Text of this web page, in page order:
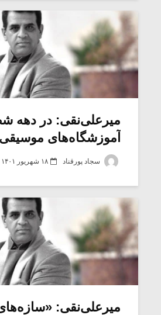
میرعلی‌نقی: در دهه
آموزشگاه‌های
سجاد پورقناد ۱۸ شهریور ۱۴۰۱
میرعلی‌نقی: